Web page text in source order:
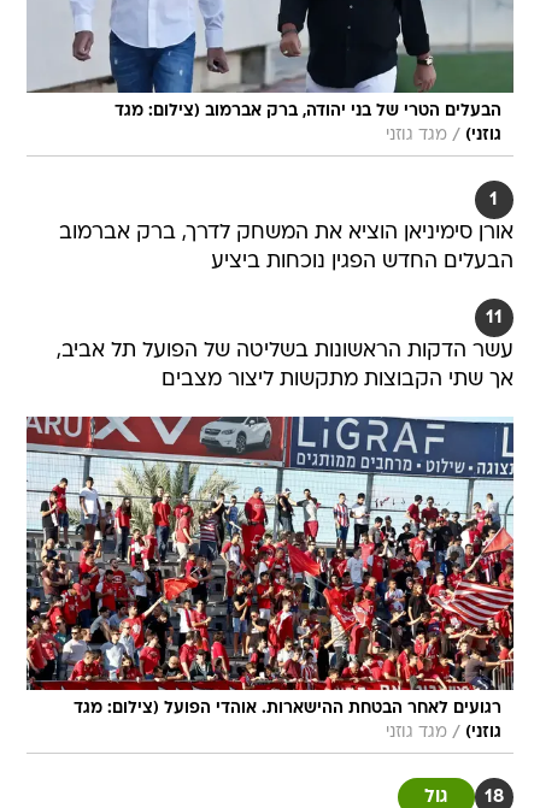
הבעלים הטרי של בני יהודה, ברק אברמוב (צילום: מגד
גוזני) / מגד גוזני
1
אורן סימיניאן הוציא את המשחק לדרך, ברק אברמוב
הבעלים החדש הפגין נוכחות ביציע
11
עשר הדקות הראשונות בשליטה של הפועל תל אביב,
אך שתי הקבוצות מתקשות ליצור מצבים
רגועים לאחר הבטחת ההישארות. אוהדי הפועל (צילום: מגד
גוזני) / מגד גוזני
18 גול